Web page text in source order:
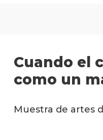
Cuando el
como un
Muestra de artes